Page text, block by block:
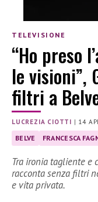
TELEVISIONE
“Ho preso
le visioni”,
filtri a
LUCREZIA CIOTTI | 14
BELVE FRANCESCA
Tra ironia tagliente e
racconta senza filtri
e vita privata.